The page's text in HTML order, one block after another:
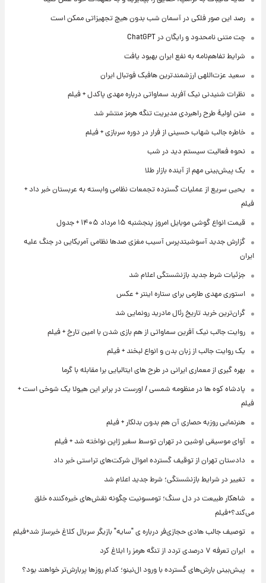
رصد این صور فلکی در آسمان شب بدون هیچ تجهیزاتی ممکن است
چت متنی نامحدود و رایگان در ChatGPT
شرایط تفاهم‌نامه به نفع ایران بهبود یافت
سعید عزت‌اللهی ارزشمندترین هافبک فوتبال ایران
نظرات شنیدنی نیک آفرید سماواتی درباره مهدی پاکدل + فیلم
متن اولیۀ طرح راهبردی مدیریت تنگه هرمز منتشر شد
خاطره جالب شهاب حسینی از فرار در دوره سربازی + فیلم
نحوه فعالیت سیستم دید در شب
یک پیش‌بینی مهم از آینده بازار طلا
یحیی سریع از عملیات گسترده تجمعات نظامی وابسته به عربستان خبر داد +
فیلم
قیمت انواع گوشی موبایل امروز پنجشنبه ۱۵ مرداد ۱۴۰۵ + جدول
گزارش جدید آسوشیتدپرس آسیب مغزی صدها نظامی آمریکایی در جنگ علیه
ایران
جزئیات شرط جدید بازنشستگی اعلام شد
استوری مهدی طارمی برای ستاره اینتر + عکس
گران‌ترین خرید تاریخ رئال مادرید رونمایی شد
روایت جالب نیک آفرین سماواتی از هم بازی شدن با امین تارخ + فیلم
یک روایت جالب از زبان بدن و انواع لبخند + فیلم
بهره گیری از معماری ایرانی در طرح های ایتالیایی برا مقابله با گرما
پادشاه کوه ها در منظومه شمسی / اورست در برابر این هیولا یک شوخی است +
فیلم
هنرنمایی روزبه حصاری آن هم بدون بدلکار + فیلم
آوای موسیقی اوشین در تهران توسط سفیر ژاپن نواخته شد + فیلم
دادستان تهران از توقیف گسترده اموال شرکت‌های تراستی خبر داد
تغییر در شرایط بازنشستگی؛ شرط جدید اعلام شد
شاهکار طبیعت در دل سنگ؛ تومسونیت چگونه نقش‌های خیره‌کننده خلق
می‌کند؟+فیلم
توصیف جالب هادی حجازی‌فر درباره ی "سایه" بازیگر سریال کلاغ خبرساز شد+فیلم
ایران تعرفه ۷ درصدی تردد از تنگه هرمز را ابلاغ کرد
پیش‌بینی بارش‌های گسترده با ورود ال‌نینو؛ کدام روزها پربارش‌تر خواهند بود؟